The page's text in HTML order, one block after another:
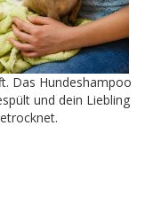
Das Hundeshampoo
und dein Liebling